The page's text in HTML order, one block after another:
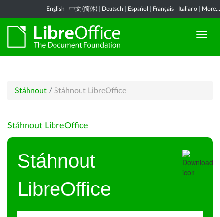
English 中文 (简体) Deutsch Español Français Italiano More...
Stáhnout / Stáhnout LibreOffice
Stáhnout LibreOffice
Stáhnout
LibreOffice